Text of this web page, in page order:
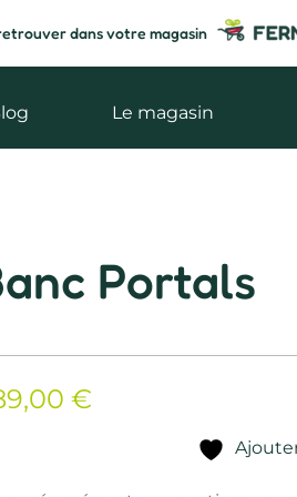
dans votre magasin
Le magasin
Portals
€